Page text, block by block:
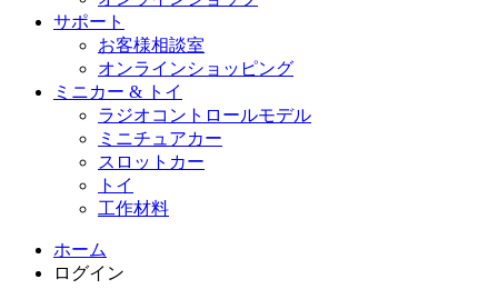
サポート
お客様相談室
オンラインショッピング
ミニカー & トイ
ラジオコントロールモデル
ミニチュアカー
スロットカー
トイ
工作材料
ホーム
ログイン